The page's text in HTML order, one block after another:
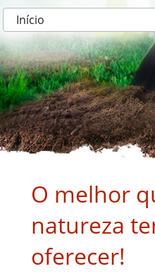
Início
O melhor
natureza
oferecer!